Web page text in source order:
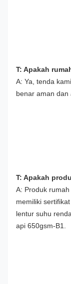
T: Apakah
A: Ya, tenda
benar aman dan
T: Apakah
A: Produk
memiliki
lentur suhu
api 650gsm-B1.